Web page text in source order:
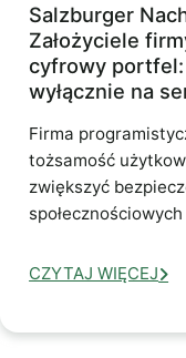
Salzburger
Założyciele
cyfrowy portfel:
wyłącznie na
Firma
tożsamość
zwiększyć
CZYTAJ WIĘCEJ